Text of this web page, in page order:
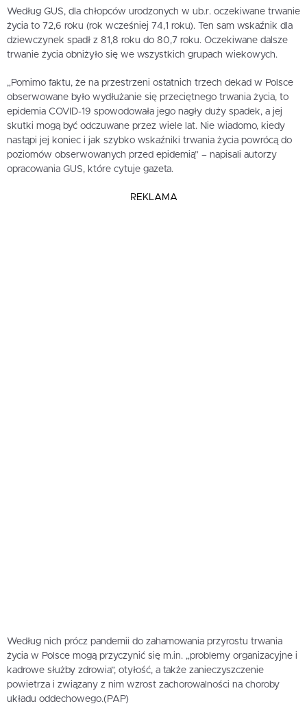
Według GUS, dla chłopców urodzonych w ub.r. oczekiwane trwanie
życia to 72,6 roku (rok wcześniej 74,1 roku). Ten sam wskaźnik dla
dziewczynek spadł z 81,8 roku do 80,7 roku. Oczekiwane dalsze
trwanie życia obniżyło się we wszystkich grupach wiekowych.
„Pomimo faktu, że na przestrzeni ostatnich trzech dekad w Polsce
obserwowane było wydłużanie się przeciętnego trwania życia, to
epidemia COVID-19 spowodowała jego nagły duży spadek, a jej
skutki mogą być odczuwane przez wiele lat. Nie wiadomo, kiedy
nastąpi jej koniec i jak szybko wskaźniki trwania życia powrócą do
poziomów obserwowanych przed epidemią” – napisali autorzy
opracowania GUS, które cytuje gazeta.
REKLAMA
Według nich prócz pandemii do zahamowania przyrostu trwania
życia w Polsce mogą przyczynić się m.in. „problemy organizacyjne i
kadrowe służby zdrowia”, otyłość, a także zanieczyszczenie
powietrza i związany z nim wzrost zachorowalności na choroby
układu oddechowego.(PAP)